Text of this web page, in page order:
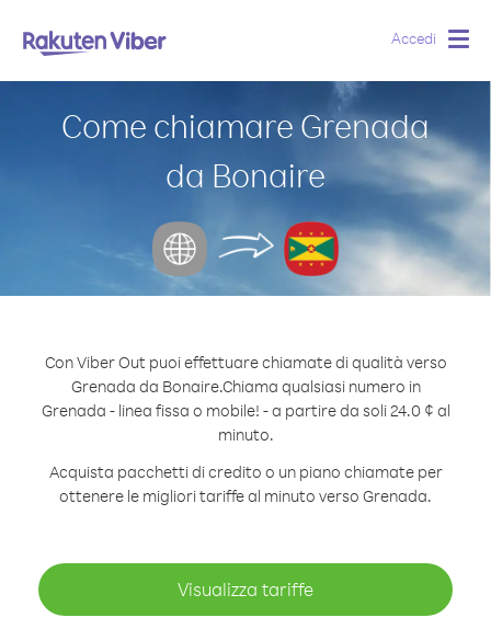
Accedi
Come chiamare Grenada
da Bonaire
Con Viber Out puoi effettuare chiamate di qualità verso
Grenada da Bonaire.Chiama qualsiasi numero in
Grenada - linea fissa o mobile! - a partire da soli 24.0 ¢ al
minuto.
Acquista pacchetti di credito o un piano chiamate per
ottenere le migliori tariffe al minuto verso Grenada.
Visualizza tariffe